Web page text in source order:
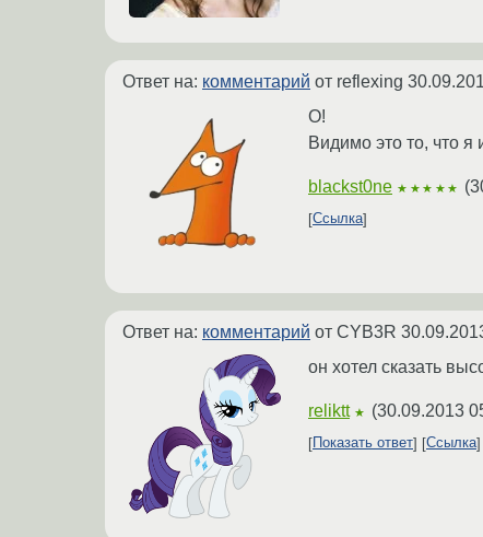
Ответ на: комментарий от reflexing
О!
Видимо это то, что я
blackst0ne ★★★★★ (
Ссылка
Ответ на: комментарий от CYB3R
он хотел сказать
reliktt ★ (30.09.2013
Показать ответ Ссылка